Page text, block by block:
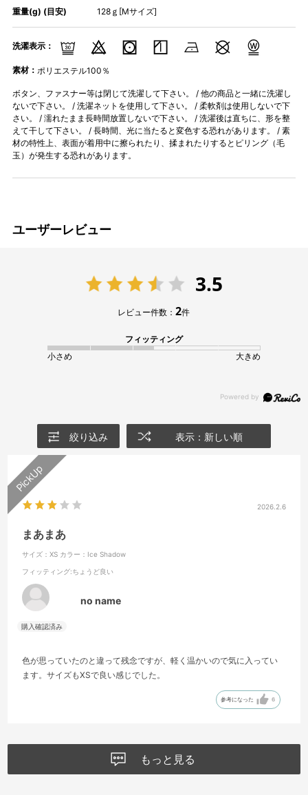
重量(g) (目安) 128ｇ[Mサイズ]
洗濯表示：
素材： ポリエステル100％
ボタン、ファスナー等は閉じて洗濯して下さい。 / 他の商品と一緒に洗濯し
ないで下さい。 / 洗濯ネットを使用して下さい。 / 柔軟剤は使用しないで下
さい。 / 濡れたまま長時間放置しないで下さい。 / 洗濯後は直ちに、形を整
えて干して下さい。 / 長時間、光に当たると変色する恐れがあります。 / 素
材の特性上、表面が着用中に擦られたり、揉まれたりするとピリング（毛
玉）が発生する恐れがあります。
ユーザーレビュー
3.5
レビュー件数：2件
フィッティング
小さめ
大きめ
絞り込み 表示：新しい順
2026.2.6
まあまあ
サイズ：XS カラー：Ice Shadow
フィッティング:ちょうど良い
no name
色が思っていたのと違って残念ですが、軽く温かいので気に入ってい
ます。サイズもXSで良い感じでした。
参考になった 6
もっと見る